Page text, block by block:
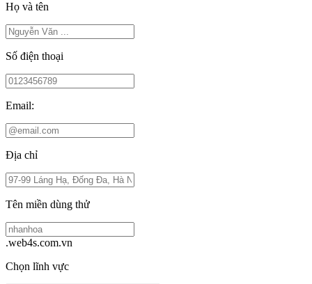
Họ và tên
Số điện thoại
Email:
Địa chỉ
Tên miền dùng thử
.web4s.com.vn
Chọn lĩnh vực